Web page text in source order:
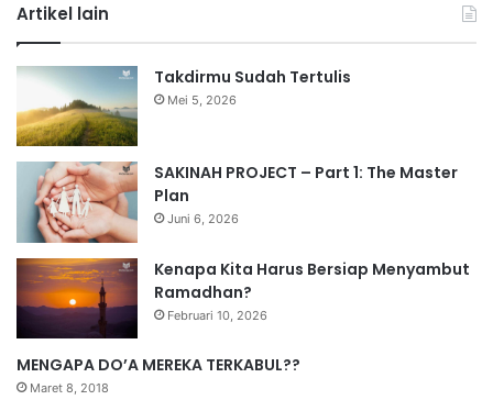
Artikel lain
Takdirmu Sudah Tertulis
Mei 5, 2026
SAKINAH PROJECT – Part 1: The Master
Plan
Juni 6, 2026
Kenapa Kita Harus Bersiap Menyambut
Ramadhan?
Februari 10, 2026
MENGAPA DO’A MEREKA TERKABUL??
Maret 8, 2018